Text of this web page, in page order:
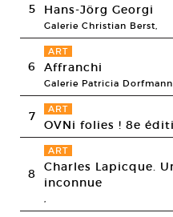
5 Hans-Jörg Georgi
Galerie Christian Berst,
6
ART
Affranchi
Galerie Patricia
7 ART
OVNi folies ! 8e
8
ART
Charles Lapicque.
inconnue
,